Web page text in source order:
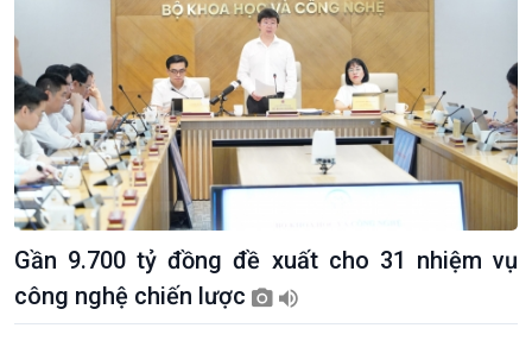
Kinh tế
Tin Kinh tế
Trước giờ mở cửa
Dòng chảy Kinh tế
Sức sống hàng Việt
Nông nghiệp & Biển đảo
Tin Nông nghiệp & Biển
đảo
Mùa vàng
Biển đảo Việt Nam
Gần 9.700 tỷ đồng đề xuất cho 31 nhiệm vụ
công nghệ chiến lược